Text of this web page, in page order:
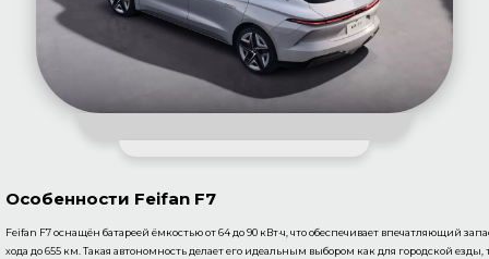
Особенности Feifan F7
Feifan F7 оснащён батареей ёмкостью от 64 до 90 кВт·ч, что обеспечивает впечатляющий
хода до 655 км. Такая автономность делает его идеальным выбором как для городской езды,